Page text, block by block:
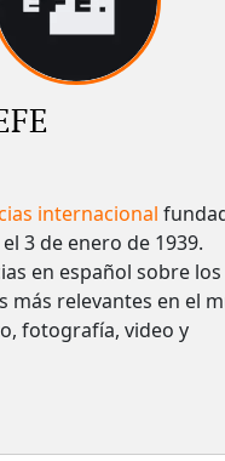
internacional
3 de enero de 1939.
en español sobre los
más relevantes en el
fotografía, video y